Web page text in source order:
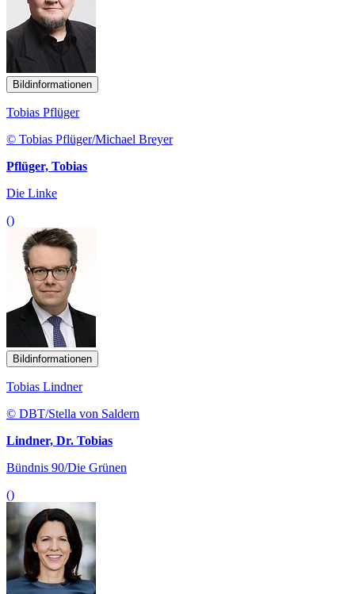
Bildinformationen
Tobias Pflüger
© Tobias Pflüger/Michael Breyer
Pflüger, Tobias
Die Linke
()
Bildinformationen
Tobias Lindner
© DBT/Stella von Saldern
Lindner, Dr. Tobias
Bündnis 90/Die Grünen
()